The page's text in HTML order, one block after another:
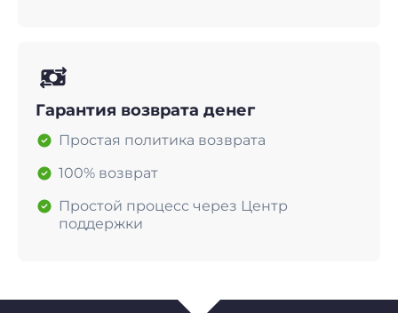
Гарантия возврата денег
Простая политика возврата
100% возврат
Простой процесс через Центр
поддержки